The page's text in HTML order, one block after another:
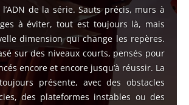
de la série. Sauts précis, murs à
à éviter, tout est toujours là, mais
dimension qui change les repères.
sur des niveaux courts, pensés pour
encore et encore jusqu’à réussir. La
présente, avec des obstacles
des plateformes instables ou des